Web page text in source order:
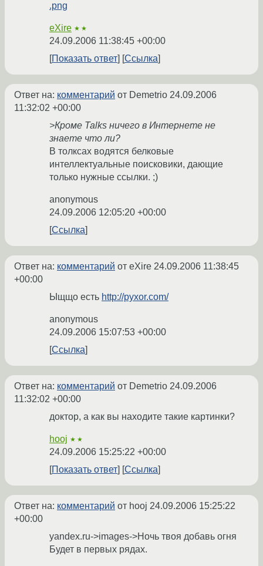
.png
eXire ★★
24.09.2006 11:38:45 +00:00
Показать ответ
Ссылка
Ответ на: комментарий от Demetrio 24.09.2006
11:32:02 +00:00
>Кроме Talks ничего в Интернете не
знаете что ли?
В толксах водятся белковые
интеллектуальные поисковики, дающие
только нужные ссылки. ;)
anonymous
24.09.2006 12:05:20 +00:00
Ссылка
Ответ на: комментарий от eXire 24.09.2006 11:38:45
+00:00
Ыщщо есть http://pyxor.com/
anonymous
24.09.2006 15:07:53 +00:00
Ссылка
Ответ на: комментарий от Demetrio 24.09.2006
11:32:02 +00:00
доктор, а как вы находите такие картинки?
hooj ★★
24.09.2006 15:25:22 +00:00
Показать ответ
Ссылка
Ответ на: комментарий от hooj 24.09.2006 15:25:22
+00:00
yandex.ru->images->Ночь твоя добавь огня
Будет в первых рядах.